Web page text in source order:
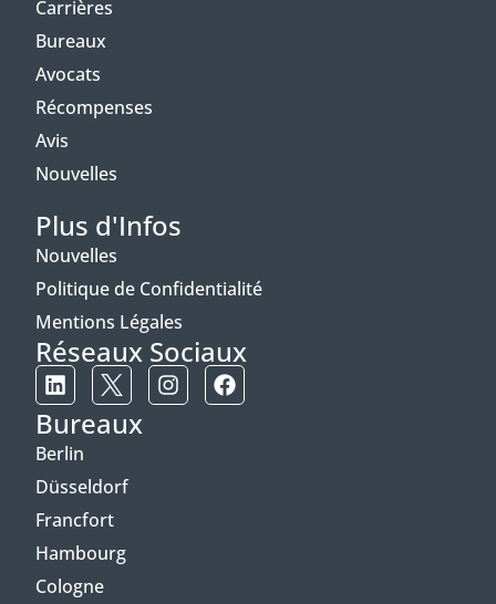
Carrières
Bureaux
Avocats
Récompenses
Avis
Nouvelles
Plus d'Infos
Nouvelles
Politique de Confidentialité
Mentions Légales
Réseaux Sociaux
Bureaux
Berlin
Düsseldorf
Francfort
Hambourg
Cologne